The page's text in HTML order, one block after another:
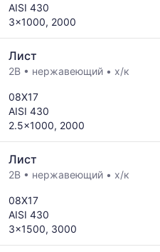
AISI 430
3x1000, 2000
Лист
2B • нержавеющий • х/к
08Х17
AISI 430
2.5x1000, 2000
Лист
2B • нержавеющий • х/к
08Х17
AISI 430
3x1500, 3000